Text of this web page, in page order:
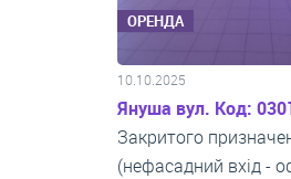
ОРЕНДА
10.10.2025
Януша вул. Код:
Закритого
(нефасадний вхід -